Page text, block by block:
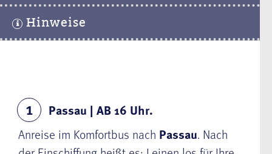
Hinweise
1
Passau | AB 16 Uhr.
Anreise im Komfortbus nach Passau. Nach